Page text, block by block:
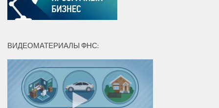
ВИДЕОМАТЕРИАЛЫ ФНС: